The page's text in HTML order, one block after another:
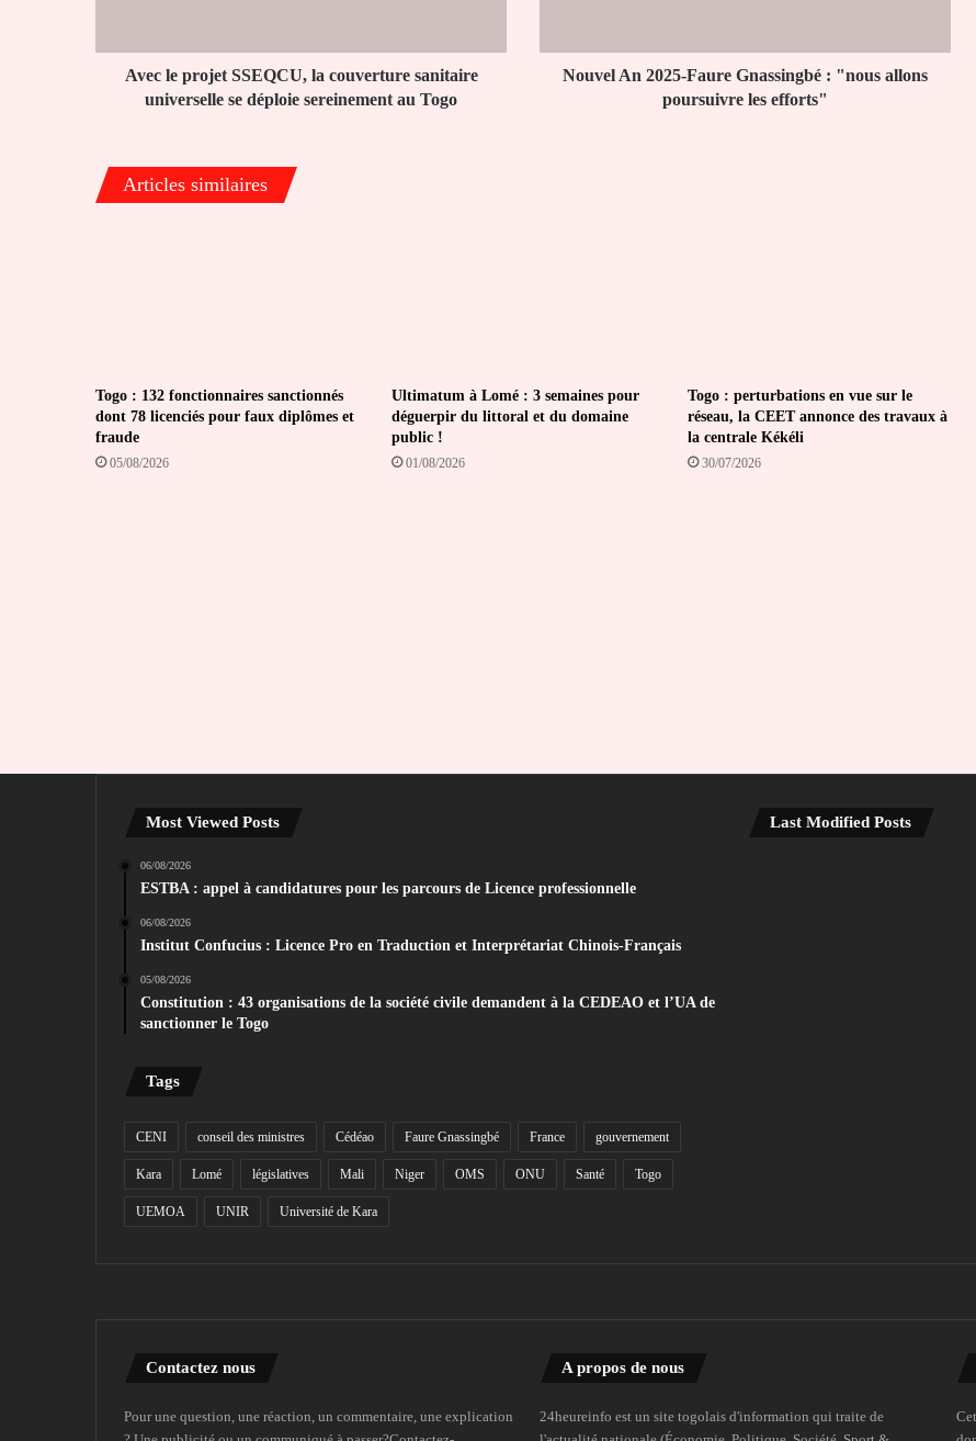
se
déploie
sereinement
Avec le projet SSEQCU, la couverture sanitaire
universelle se déploie sereinement au Togo
poursuivre
Nouvel An 2025-Faure Gnassingbé : "nous allons
poursuivre les efforts"
Articles similaires
Togo : 132 fonctionnaires sanctionnés
dont 78 licenciés pour faux diplômes et
fraude
05/08/2026
Ultimatum à Lomé : 3 semaines pour
déguerpir du littoral et du domaine
public !
01/08/2026
Togo : perturbations en vue sur le
réseau, la CEET annonce des travaux à
la centrale Kékéli
30/07/2026
Most Viewed Posts
06/08/2026
ESTBA : appel à candidatures pour les parcours de Licence professionnelle
06/08/2026
Institut Confucius : Licence Pro en Traduction et Interprétariat Chinois-Français
05/08/2026
Constitution : 43 organisations de la société civile demandent à la CEDEAO et l’UA de
sanctionner le Togo
Tags
CENI conseil des ministres Cédéao Faure Gnassingbé France gouvernement
Kara Lomé législatives Mali Niger OMS ONU Santé Togo
UEMOA UNIR Université de Kara
Last Modified Posts
Contactez nous
Pour une question, une réaction, un commentaire, une explication
A propos de nous
24heureinfo est un site togolais d'information qui traite de